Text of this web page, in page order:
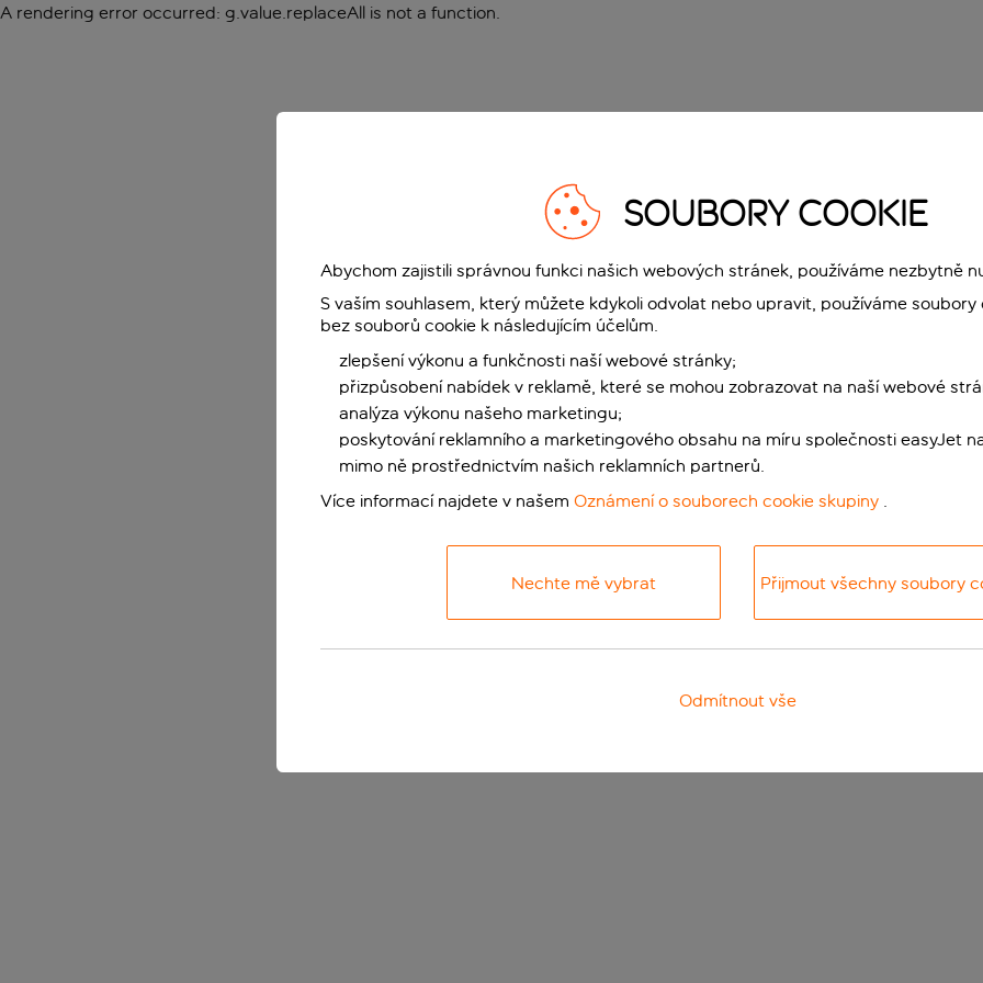
A rendering error occurred: g.value.replaceAll is not a function.
SOUBORY COOKIE
Abychom zajistili správnou funkci našich webových stránek, používáme nezbytně
S vaším souhlasem, který můžete kdykoli odvolat nebo upravit, používáme
bez souborů cookie k následujícím účelům.
zlepšení výkonu a funkčnosti naší webové stránky;
přizpůsobení nabídek v reklamě, které se mohou zobrazovat na naší webové
analýza výkonu našeho marketingu;
poskytování reklamního a marketingového obsahu na míru společnosti easyJet
mimo ně prostřednictvím našich reklamních partnerů.
Více informací najdete v našem Oznámení o souborech cookie skupiny .
Nechte mě vybrat Přijmout všechny soubory
Odmítnout vše